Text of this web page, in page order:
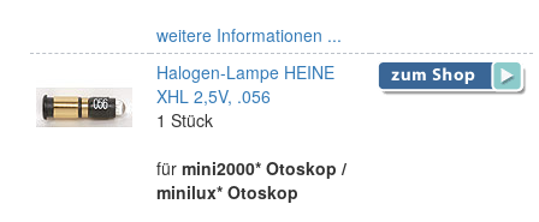
weitere Informationen ...
Halogen-Lampe HEINE
XHL 2,5V, .056
1 Stück
für mini2000* Otoskop /
minilux* Otoskop